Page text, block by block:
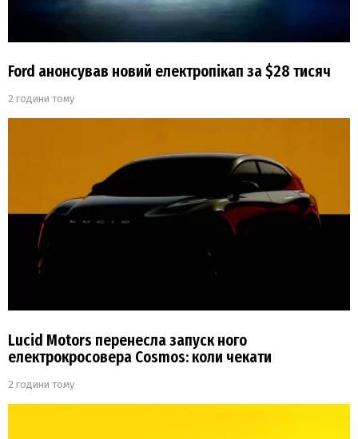
Ford анонсував новий електропікап за $28 тисяч
2 години тому
Lucid Motors перенесла запуск ного
електрокросовера Cosmos: коли чекати
2 години тому